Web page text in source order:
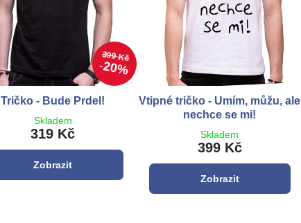
399 Kč
20%
Tričko - Bude Prdel!
Skladem
319 Kč
Zobrazit
Vtipné tričko - Umím, můžu, ale
nechce se mi!
Skladem
399 Kč
Zobrazit